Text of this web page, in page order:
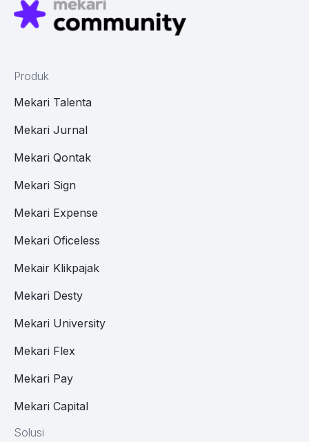
Produk
Mekari Talenta
Mekari Jurnal
Mekari Qontak
Mekari Sign
Mekari Expense
Mekari Oficeless
Mekair Klikpajak
Mekari Desty
Mekari University
Mekari Flex
Mekari Pay
Mekari Capital
Solusi